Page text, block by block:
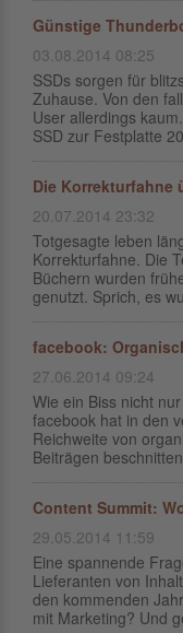
Günstige
03.08.2014 08:25
SSDs sorgen für
Zuhause. Von den
User allerdings
SSD zur Festplatte
Die Korrekturfahne
20.07.2014 23:32
Totgesagte leben
Korrekturfahne. Die
Büchern wurden
genutzt. Sprich, es
facebook:
27.06.2014 09:24
Wie ein Biss nicht
facebook hat in den
Reichweite von
Beiträgen
Content Summit:
29.05.2014 11:59
Eine spannende
Lieferanten von
den kommenden
mit Marketing? Und